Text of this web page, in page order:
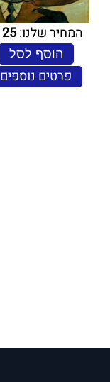
המחיר שלנו:25
הוסף לסל
פרטים נוספים